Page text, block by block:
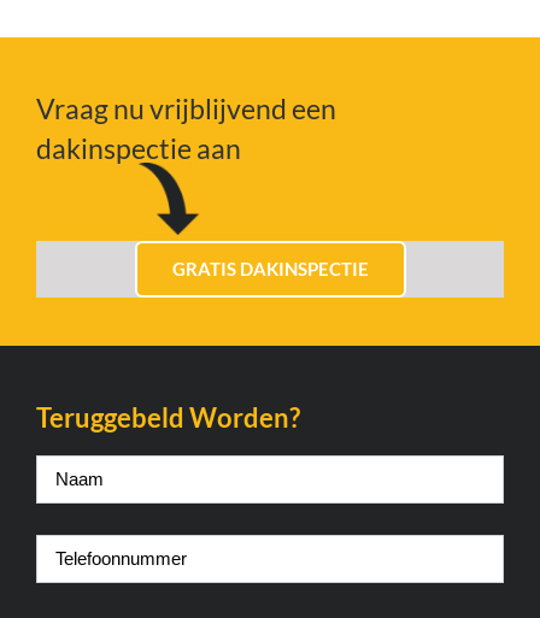
Vraag nu vrijblijvend een
dakinspectie aan
GRATIS DAKINSPECTIE
Teruggebeld Worden?
Naam
Telefoonnummer